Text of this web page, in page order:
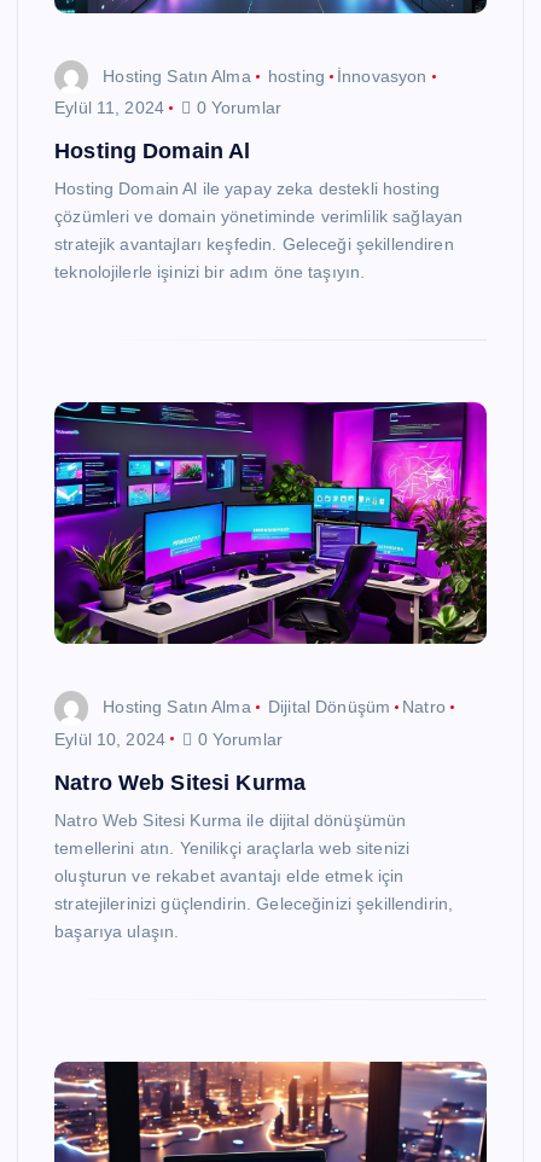
Hosting Satın Alma hosting
İnnovasyon
Eylül 11, 2024
0 Yorumlar
Hosting Domain Al
Hosting Domain Al ile yapay zeka destekli hosting
çözümleri ve domain yönetiminde verimlilik sağlayan
stratejik avantajları keşfedin. Geleceği şekillendiren
teknolojilerle işinizi bir adım öne taşıyın.
Hosting Satın Alma Dijital Dönüşüm
Natro
Eylül 10, 2024
0 Yorumlar
Natro Web Sitesi Kurma
Natro Web Sitesi Kurma ile dijital dönüşümün
temellerini atın. Yenilikçi araçlarla web sitenizi
oluşturun ve rekabet avantajı elde etmek için
stratejilerinizi güçlendirin. Geleceğinizi şekillendirin,
başarıya ulaşın.